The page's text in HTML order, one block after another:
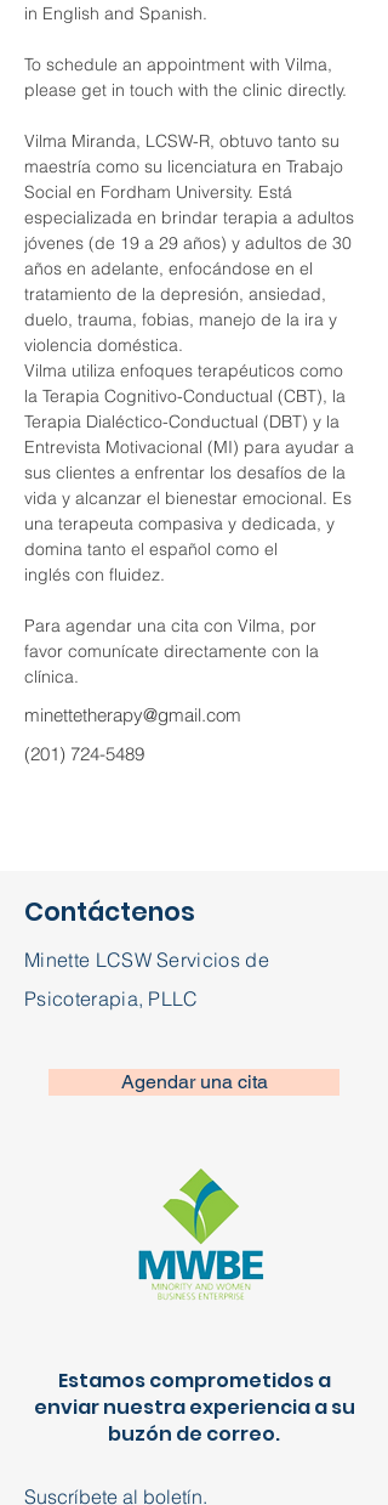
in English and Spanish.
To schedule an appointment with Vilma,
please get in touch with the clinic directly.
Vilma Miranda, LCSW-R, obtuvo tanto su
maestría como su licenciatura en Trabajo
Social en Fordham University. Está
especializada en brindar terapia a adultos
jóvenes (de 19 a 29 años) y adultos de 30
años en adelante, enfocándose en el
tratamiento de la depresión, ansiedad,
duelo, trauma, fobias, manejo de la ira y
violencia doméstica.
Vilma utiliza enfoques terapéuticos como
la Terapia Cognitivo-Conductual (CBT), la
Terapia Dialéctico-Conductual (DBT) y la
Entrevista Motivacional (MI) para ayudar a
sus clientes a enfrentar los desafíos de la
vida y alcanzar el bienestar emocional. Es
una terapeuta compasiva y dedicada, y
domina tanto el español como el
inglés con fluidez.
Para agendar una cita con Vilma, por
favor comunícate directamente con la
clínica.
minettetherapy@gmail.com
(201) 724-5489
Contáctenos
Minette LCSW Servicios de
Psicoterapia, PLLC
Agendar una cita
Estamos comprometidos a
enviar nuestra experiencia a su
buzón de correo.
Suscríbete al boletín.